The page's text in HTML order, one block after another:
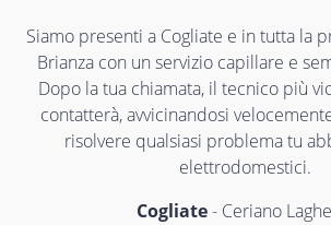
Siamo presenti a Cogliate e in tutta la
Brianza con un servizio capillare e
Dopo la tua chiamata, il tecnico più
contatterà, avvicinandosi
risolvere qualsiasi problema tu
elettrodomestici.
Cogliate- Ceriano